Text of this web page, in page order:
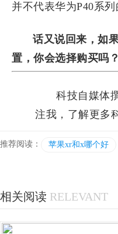
并不代表华为P40系列
话又说回来，如
置，你会选择购买吗？
科技自媒体
注我，了解更多
推荐阅读： 苹果xr和x哪个好
相关阅读 RELEVANT